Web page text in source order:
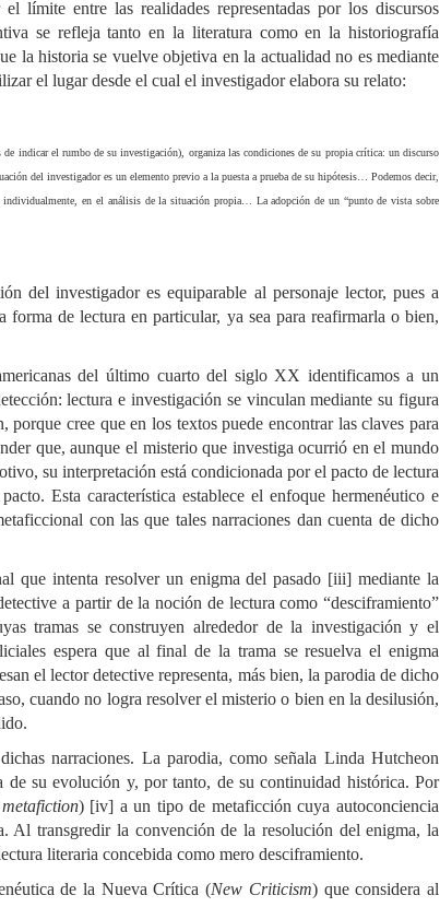
límite entre las realidades representadas por los discursos
se refleja tanto en la literatura como en la historiografía
la historia se vuelve objetiva en la actualidad no es mediante
el lugar desde el cual el investigador elabora su relato:
indicar el rumbo de su investigación), organiza las condiciones de su propia crítica: un discurso
del investigador es un elemento previo a la puesta a prueba de su hipótesis… Podemos decir,
en el análisis de la situación propia… La adopción de un “punto de vista sobre
del investigador es equiparable al personaje lector, pues a
de lectura en particular, ya sea para reafirmarla o bien,
del último cuarto del siglo XX identificamos a un
lectura e investigación se vinculan mediante su figura
cree que en los textos puede encontrar las claves para
que, aunque el misterio que investiga ocurrió en el mundo
su interpretación está condicionada por el pacto de lectura
Esta característica establece el enfoque hermenéutico e
con las que tales narraciones dan cuenta de dicho
que intenta resolver un enigma del pasado [iii] mediante la
a partir de la noción de lectura como “desciframiento”
tramas se construyen alrededor de la investigación y el
espera que al final de la trama se resuelva el enigma
el lector detective representa, más bien, la parodia de dicho
cuando no logra resolver el misterio o bien en la desilusión,
narraciones. La parodia, como señala Linda Hutcheon
su evolución y, por tanto, de su continuidad histórica. Por
) [iv] a un tipo de metaficción cuya autoconciencia
Al transgredir la convención de la resolución del enigma, la
literaria concebida como mero desciframiento.
de la Nueva Crítica (New Criticism) que considera al